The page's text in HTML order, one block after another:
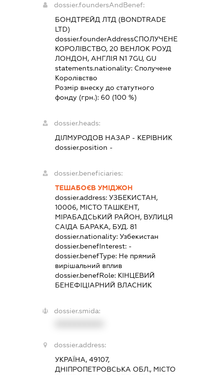
dossier.foundersAndBenef:
БОНДТРЕЙД ЛТД (BONDTRADE
LTD)
dossier.founderAddressСПОЛУЧЕНЕ
КОРОЛІВСТВО, 20 ВЕНЛОК РОУД
ЛОНДОН, АНГЛІЯ N1 7GU, GU
statements.nationality: Сполучене
Королівство
Розмір внеску до статутного
фонду (грн.): 60 (100 %)
dossier.heads:
ДІЛМУРОДОВ НАЗАР - КЕРІВНИК
dossier.position -
dossier.beneficiaries:
ТЕШАБОЄВ УМІДЖОН
dossier.address:УЗБЕКИСТАН,
10006, МІСТО ТАШКЕНТ,
МІРАБАДСЬКИЙ РАЙОН, ВУЛИЦЯ
САІДА БАРАКА, БУД. 81
dossier.nationality:Узбекистан
dossier.benefInterest: -
dossier.benefType: Не прямий
вирішальний вплив
dossier.benefRole: КІНЦЕВИЙ
БЕНЕФІЦІАРНИЙ ВЛАСНИК
dossier.smida:
dossier.address:
УКРАЇНА, 49107,
ДНІПРОПЕТРОВСЬКА ОБЛ., МІСТО